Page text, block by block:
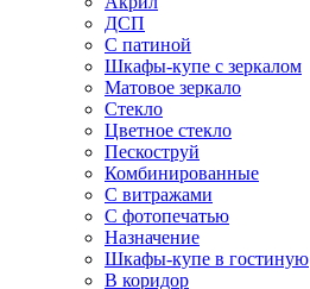
ДСП
С патиной
Шкафы-купе с зеркалом
Матовое зеркало
Стекло
Цветное стекло
Пескоструй
Комбинированные
С витражами
С фотопечатью
Назначение
Шкафы-купе в гостиную
В коридор